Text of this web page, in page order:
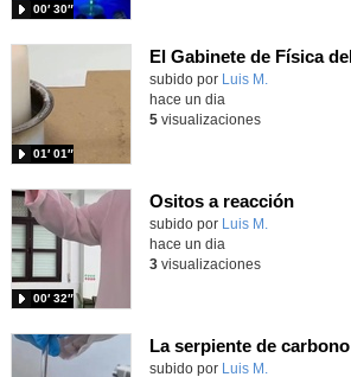
00′ 30″
Contenido educativo.
subido por Luis M.
01′ 01″
hace un dia
5visualizaciones
Ositos a reacción
Contenido educativo.
subido por Luis M.
00′ 32″
hace un dia
3visualizaciones
La serpiente de carbono
Contenido educativo.
subido por Luis M.